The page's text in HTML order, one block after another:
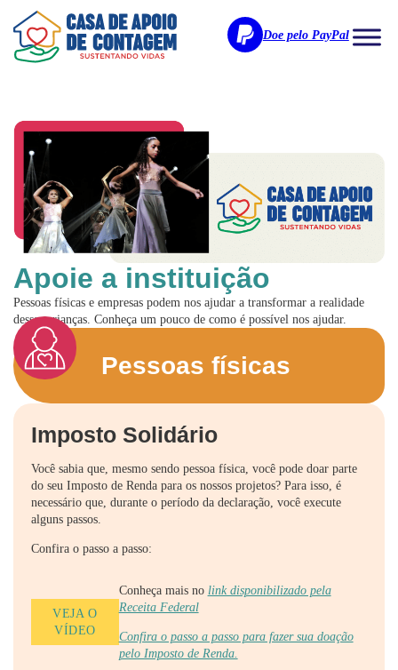
Doe pelo PayPal
Apoie a instituição
Pessoas físicas e empresas podem nos ajudar a transformar a realidade
dessas crianças. Conheça um pouco de como é possível nos ajudar.
Pessoas físicas
Imposto Solidário
Você sabia que, mesmo sendo pessoa física, você pode doar parte
do seu Imposto de Renda para os nossos projetos? Para isso, é
necessário que, durante o período da declaração, você execute
alguns passos.
Confira o passo a passo:
VEJA O
VÍDEO
Conheça mais no link disponibilizado pela
Receita Federal
Confira o passo a passo para fazer sua doação
pelo Imposto de Renda.